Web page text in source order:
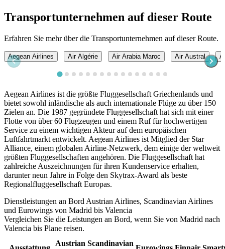
Transportunternehmen auf dieser Route
Erfahren Sie mehr über die Transportunternehmen auf dieser Route.
Aegean Airlines Air Algérie Air Arabia Maroc Air Austral
Aegean Airlines ist die größte Fluggesellschaft Griechenlands und
bietet sowohl inländische als auch internationale Flüge zu über 150
Zielen an. Die 1987 gegründete Fluggesellschaft hat sich mit einer
Flotte von über 60 Flugzeugen und einem Ruf für hochwertigen
Service zu einem wichtigen Akteur auf dem europäischen
Luftfahrtmarkt entwickelt. Aegean Airlines ist Mitglied der Star
Alliance, einem globalen Airline-Netzwerk, dem einige der weltweit
größten Fluggesellschaften angehören. Die Fluggesellschaft hat
zahlreiche Auszeichnungen für ihren Kundenservice erhalten,
darunter neun Jahre in Folge den Skytrax-Award als beste
Regionalfluggesellschaft Europas.
Dienstleistungen an Bord Austrian Airlines, Scandinavian Airlines
und Eurowings von Madrid bis Valencia
Vergleichen Sie die Leistungen an Bord, wenn Sie von Madrid nach
Valencia bis Plane reisen.
Austrian Scandinavian